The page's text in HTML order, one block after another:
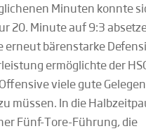
Minuten konnte
20. Minute auf 9:3
erneut bärenstarke
ermöglichte der
viele gute
müssen. In die
Fünf-Tore-Führung, die